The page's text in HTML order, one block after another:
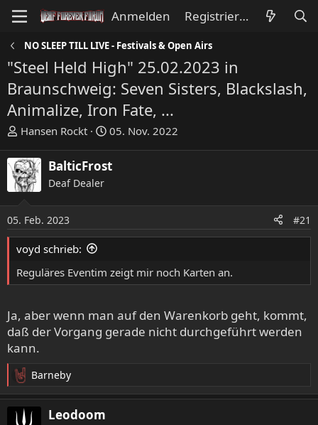
Anmelden Registrieren
NO SLEEP TILL LIVE - Festivals & Open Airs
"Steel Held High" 25.02.2023 in
Braunschweig: Seven Sisters, Blackslash,
Animalize, Iron Fate, ...
E
s
t
e
l
e
r
Hansen Rockt
E
s
t
l
t
05. Nov. 2022
BalticFrost
Deaf Dealer
05. Feb. 2023 #21
voyd schrieb:
Reguläres Eventim zeigt mir noch Karten an.
Ja, aber wenn man auf den Warenkorb geht, kommt,
daß der Vorgang gerade nicht durchgeführt werden
kann.
R
e
a
k
Barneby
Leodoom